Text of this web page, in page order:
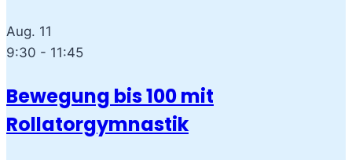
Aug. 11
9:30 - 11:45
Bewegung bis 100 mit
Rollatorgymnastik